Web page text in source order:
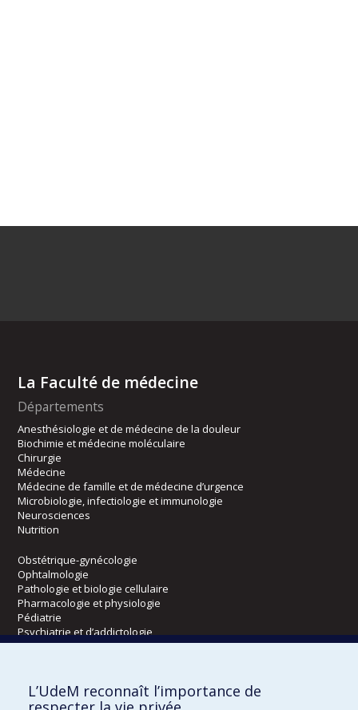
La Faculté de médecine
Départements
Anesthésiologie et de médecine de la douleur
Biochimie et médecine moléculaire
Chirurgie
Médecine
Médecine de famille et de médecine d’urgence
Microbiologie, infectiologie et immunologie
Neurosciences
Nutrition
Obstétrique-gynécologie
Ophtalmologie
Pathologie et biologie cellulaire
Pharmacologie et physiologie
Pédiatrie
Psychiatrie et d’addictologie
Radiologie, radio-oncologie et médecine nucléaire
Écoles
L’UdeM reconnaît l’importance de